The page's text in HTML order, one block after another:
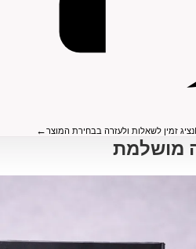
נציג זמין לשאלות ולעזרה בבחירת המוצר←
מושלמת